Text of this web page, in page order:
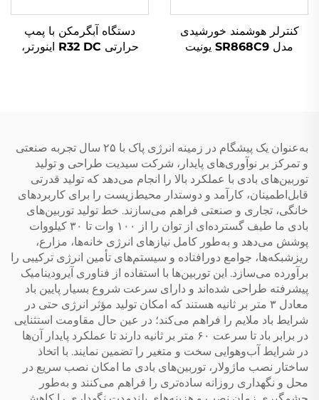
کنترلر هوشمند خورشیدی
مدل SR868C9 یونیت
دستگاه آبگرمکن با پمپ
حرارتی R32 DC اینورتر،
به‌عنوان یک پیشگام در زمینه انرژی پاک با ۲۵ سال تجربه صنعتی
و تمرکز بر نوآوری‌های پایدار، شرکت سیدیت طراحی و تولید
توربین‌های بادی با عملکرد بالا را انجام می‌دهد که تولید قدرتی
قابل‌اطمینان، کارآمد و دوستدار محیط‌زیست را برای کاربردهای
خانگی، تجاری و صنعتی فراهم می‌سازند. خط تولید توربین‌های
بادی ما طیف گسترده‌ای از توان را از ۱۰۰ وات تا ۳۰ کیلووات
پوشش می‌دهد و به‌طور کامل نیازهای انرژی خانه‌ها، مزارع،
ریزشبکه‌ها، جوامع دورافتاده و سیستم‌های تأمین انرژی ترکیبی را
برآورده می‌سازد. این توربین‌ها با استفاده از فناوری آیرودینامیک
پیشرفته طراحی شده‌اند و دارای سرعت شروع بسیار پایین باد
معادل ۳ متر بر ثانیه هستند که امکان تولید مؤثر انرژی حتی در
شرایط باد ملایم را فراهم می‌کند؛ در عین حال مقاومت استثنایی
در برابر باد تا سرعت ۶۰ متر بر ثانیه دارند تا عملکرد پایدار آن‌ها
در شرایط آب‌وهوایی سخت و متغیر را تضمین نمایند. با اتخاذ
ساختار نصب ماژولار، توربین‌های بادی ما امکان نصب سریع در
محل و نگهداری روزانه ساده‌تری را فراهم می‌کنند و به‌طور